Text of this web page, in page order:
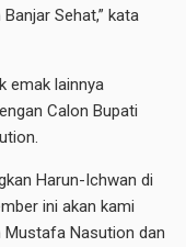
Sehat,” kata
emak lainnya
Calon Bupati
Harun-Ichwan di
ini akan kami
Nasution dan